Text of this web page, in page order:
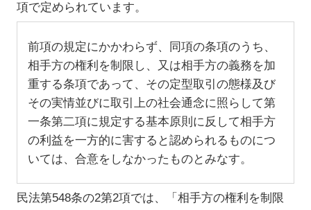
項で定められています。
前項の規定にかかわらず、同項の条項のうち、
相手方の権利を制限し、又は相手方の義務を加
重する条項であって、その定型取引の態様及び
その実情並びに取引上の社会通念に照らして第
一条第二項に規定する基本原則に反して相手方
の利益を一方的に害すると認められるものにつ
いては、合意をしなかったものとみなす。
民法第548条の2第2項では、「相手方の権利を制限